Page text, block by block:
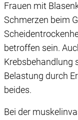
Frauen mit
Schmerzen beim
betroffen sein.
Krebsbehandlung
Belastung durch
beides.
Bei der